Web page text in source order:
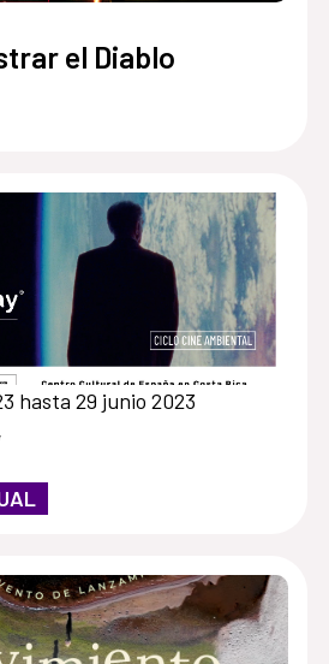
el Diablo
hasta 29 junio 2023